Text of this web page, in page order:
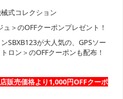
式コレクション
＞のOFFクーポンプレゼント！
SBXB123が大人気の、GPSソー
ロン＞のOFFクーポンも配布！
販売価格より1,000円OFFクーポ